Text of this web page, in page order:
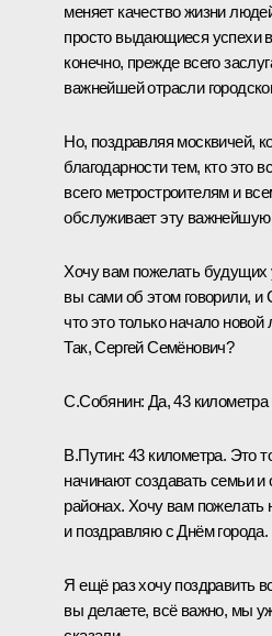
меняет качество жизни
просто выдающиеся успехи
конечно, прежде всего
важнейшей отрасли
Но, поздравляя москвичей,
благодарности тем, кто это
всего метростроителям и
обслуживает эту
Хочу вам пожелать будущих
вы сами об этом говорили,
что это только начало новой
Так, Сергей Семёнович?
С.Собянин: Да, 43 километра
В.Путин: 43 километра. Это
начинают создавать семьи и
районах. Хочу вам пожелать
и поздравляю с Днём города.
Я ещё раз хочу поздравить
вы делаете, всё важно, мы